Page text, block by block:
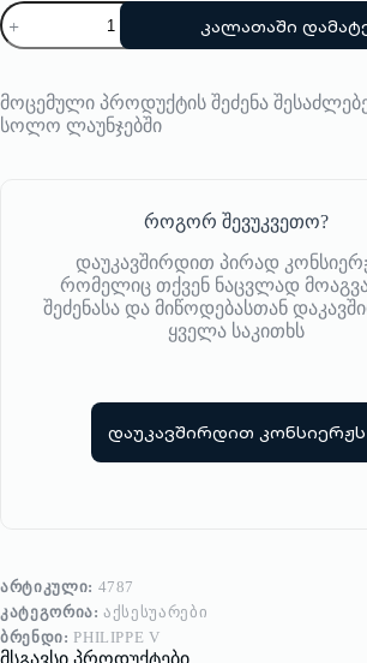
რაოდენობა:
ოპტიკური
სათვალე
V
კალათაში
მოცემული პროდუქტის შეძენა
სოლო ლაუნჯებში
როგორ შევუკვეთო?
დაუკავშირდით პირად
რომელიც თქვენ ნაცვლად
შეძენასა და მიწოდებასთან
ყველა საკითხს
დაუკავშირდით კონსიერჟს
ᲐᲠᲢᲘᲙᲣᲚᲘ: 4787
ᲙᲐᲢᲔᲒᲝᲠᲘᲐ:ᲐᲥᲡᲔᲡᲣᲐᲠᲔᲑᲘ
ᲑᲠᲔᲜᲓᲘ: PHILIPPE V
მსგავსი პროდუქტები